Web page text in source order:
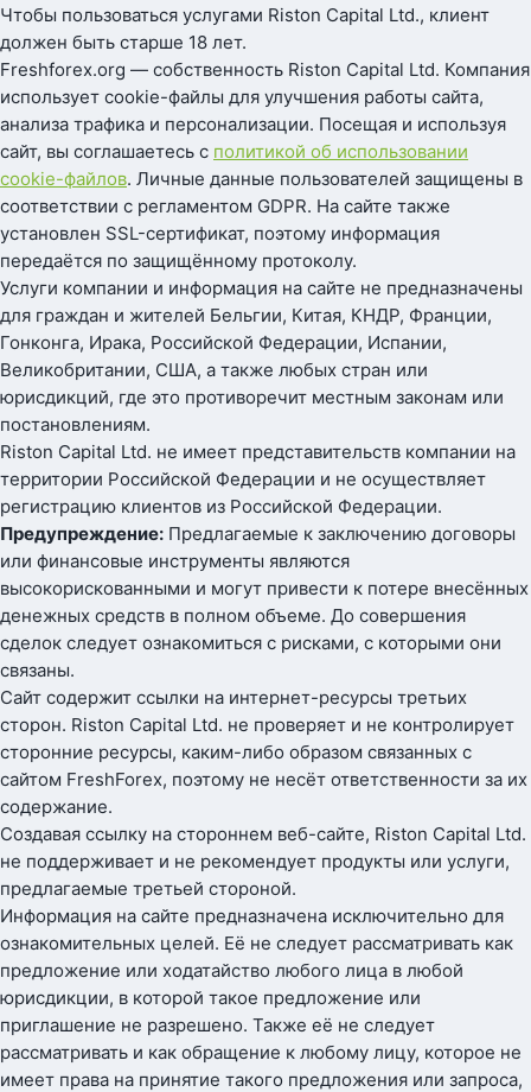
Чтобы пользоваться услугами Riston Capital Ltd., клиент
должен быть старше 18 лет.
Freshforex.org — собственность Riston Capital Ltd. Компания
использует cookie-файлы для улучшения работы сайта,
анализа трафика и персонализации. Посещая и используя
сайт, вы соглашаетесь с политикой об использовании
cookie-файлов. Личные данные пользователей защищены в
соответствии с регламентом GDPR. На сайте также
установлен SSL-сертификат, поэтому информация
передаётся по защищённому протоколу.
Услуги компании и информация на сайте не предназначены
для граждан и жителей Бельгии, Китая, КНДР, Франции,
Гонконга, Ирака, Российской Федерации, Испании,
Великобритании, США, а также любых стран или
юрисдикций, где это противоречит местным законам или
постановлениям.
Riston Capital Ltd. не имеет представительств компании на
территории Российской Федерации и не осуществляет
регистрацию клиентов из Российской Федерации.
Предупреждение: Предлагаемые к заключению договоры
или финансовые инструменты являются
высокорискованными и могут привести к потере внесённых
денежных средств в полном объеме. До совершения
сделок следует ознакомиться с рисками, с которыми они
связаны.
Сайт содержит ссылки на интернет-ресурсы третьих
сторон. Riston Capital Ltd. не проверяет и не контролирует
сторонние ресурсы, каким-либо образом связанных с
сайтом FreshForex, поэтому не несёт ответственности за их
содержание.
Создавая ссылку на стороннем веб-сайте, Riston Capital Ltd.
не поддерживает и не рекомендует продукты или услуги,
предлагаемые третьей стороной.
Информация на сайте предназначена исключительно для
ознакомительных целей. Её не следует рассматривать как
предложение или ходатайство любого лица в любой
юрисдикции, в которой такое предложение или
приглашение не разрешено. Также её не следует
рассматривать и как обращение к любому лицу, которое не
имеет права на принятие такого предложения или запроса,